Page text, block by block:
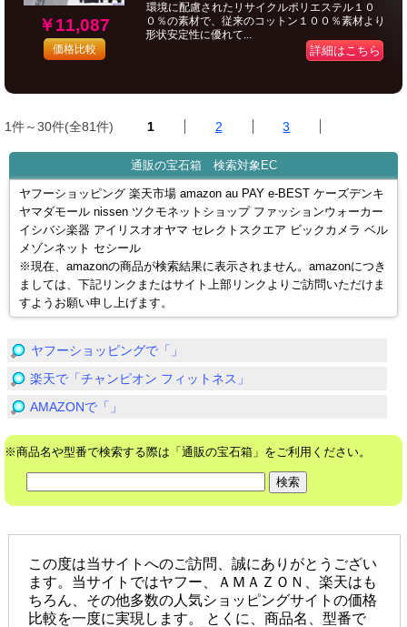
￥11,087
価格比較
環境に配慮されたリサイクルポリエステル１０
０％の素材で、従来のコットン１００％素材より
形状安定性に優れて...
詳細はこちら
1件～30件(全81件) 1 2 3
通販の宝石箱 検索対象EC
ヤフーショッピング 楽天市場 amazon au PAY e-BEST ケーズデンキ
ヤマダモール nissen ツクモネットショップ ファッションウォーカー
イシバシ楽器 アイリスオオヤマ セレクトスクエア ビックカメラ ベル
メゾンネット セシール
※現在、amazonの商品が検索結果に表示されません。amazonにつき
ましては、下記リンクまたはサイト上部リンクよりご訪問いただけま
すようお願い申し上げます。
ヤフーショッピングで「」
楽天で「チャンピオン フィットネス」
AMAZONで「」
※商品名や型番で検索する際は「通販の宝石箱」をご利用ください。
この度は当サイトへのご訪問、誠にありがとうござい
ます。当サイトではヤフー、ＡＭＡＺＯＮ、楽天はも
ちろん、その他多数の人気ショッピングサイトの価格
比較を一度に実現します。 とくに、商品名、型番で